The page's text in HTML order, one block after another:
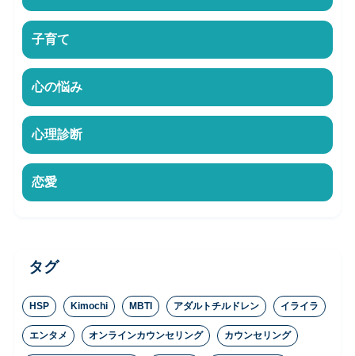
子育て
心の悩み
心理診断
恋愛
タグ
HSP Kimochi MBTI アダルトチルドレン イライラ
エンタメ オンラインカウンセリング カウンセリング